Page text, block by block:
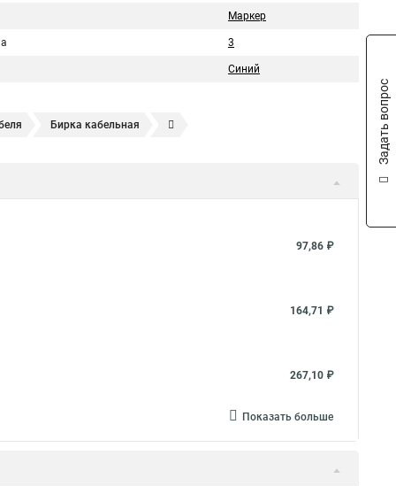
Маркер
3
Синий
Бирка кабельная
Марки силовых кабелей
97,86 ₽
164,71 ₽
267,10 ₽
Показать больше
Задать вопрос